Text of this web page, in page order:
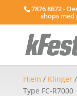
7876 8672 -
shops
Hjem / Klinger/
Type FC-R7000